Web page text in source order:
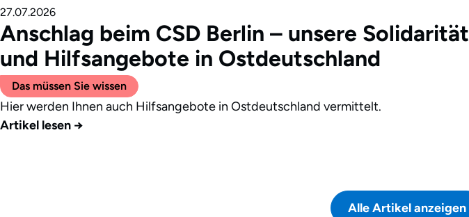
Anschlag beim CSD Berlin – unsere Solidarität
und Hilfsangebote in Ostdeutschland
27.07.2026
Das müssen Sie wissen
Hier werden Ihnen auch Hilfsangebote in Ostdeutschland vermittelt.
Artikel lesen →
Alle Artikel anzeigen